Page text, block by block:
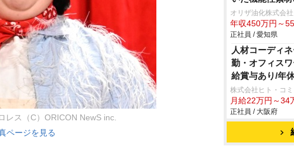
レス（C）ORICON NewS inc.
ページを見る
オリザ油化株式会社
年収450万円～
正社員 / 愛知県
人材コーディ
勤・オフィス
給賞与あり/年
株式会社ヒト・コ
月給22万円～34
正社員 / 大阪府